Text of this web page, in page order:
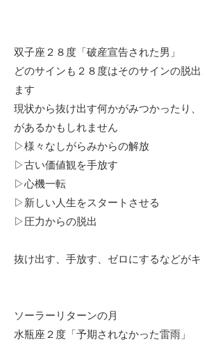
双子座２８度「破産宣告された男」
どのサインも２８度はそのサインの脱
ます
現状から抜け出す何かがみつかったり
があるかもしれません
▷様々なしがらみからの解放
▷古い価値観を手放す
▷心機一転
▷新しい人生をスタートさせる
▷圧力からの脱出
抜け出す、手放す、ゼロにするなどが
ソーラーリターンの月
水瓶座２度「予期されなかった雷雨」